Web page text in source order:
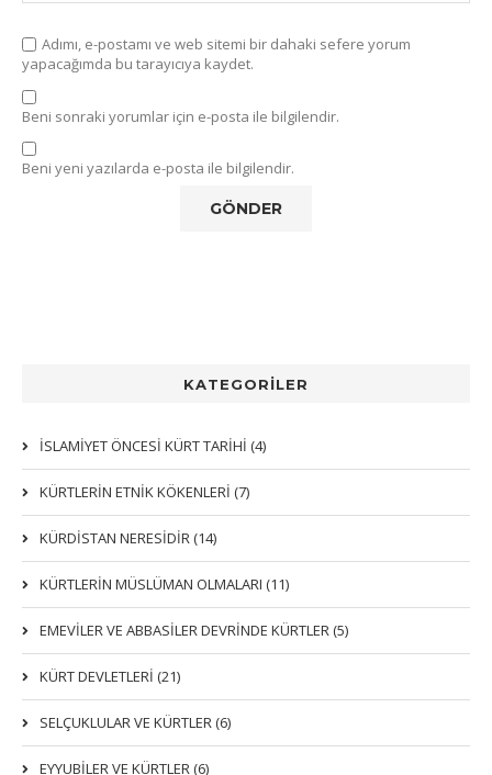
Adımı, e-postamı ve web sitemi bir dahaki sefere yorum
yapacağımda bu tarayıcıya kaydet.
Beni sonraki yorumlar için e-posta ile bilgilendir.
Beni yeni yazılarda e-posta ile bilgilendir.
KATEGORİLER
İSLAMİYET ÖNCESİ KÜRT TARİHİ (4)
KÜRTLERIN ETNIK KÖKENLERI (7)
KÜRDİSTAN NERESİDİR (14)
KÜRTLERİN MÜSLÜMAN OLMALARI (11)
EMEVİLER VE ABBASİLER DEVRİNDE KÜRTLER (5)
KÜRT DEVLETLERİ (21)
SELÇUKLULAR VE KÜRTLER (6)
EYYUBİLER VE KÜRTLER (6)